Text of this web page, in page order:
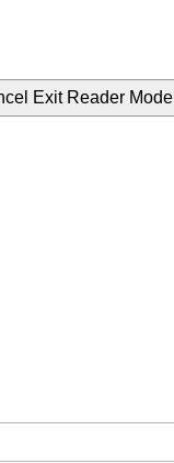
Exit Reader Mode